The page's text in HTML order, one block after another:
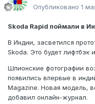
Опубликовано 1
Skoda Rapid поймали в
В Индии, засветился
Skoda. Это будет лифтбэк
Шпионские фотографии
появились впервые в
Magazine. Новая модель,
добавил онлайн-журнал.